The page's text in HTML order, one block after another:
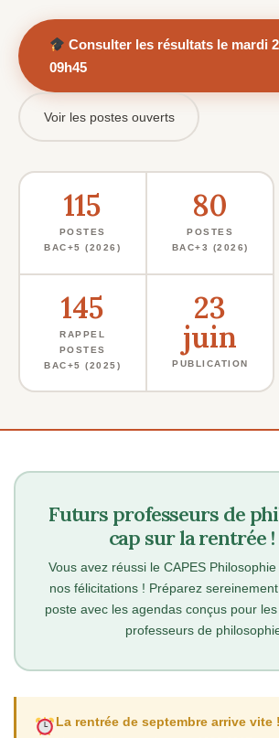
Consulter les résultats le mardi
09h45
Voir les postes ouverts
115
POSTES
BAC+5 (2026)
80
POSTES
BAC+3 (2026)
145
RAPPEL
POSTES
BAC+5 (2025)
23
juin
PUBLICATION
Futurs professeurs de
cap sur la rentrée !
Vous avez réussi le CAPES
nos félicitations ! Préparez
poste avec les agendas conçus pour
professeurs de
La rentrée de septembre arrive vite !